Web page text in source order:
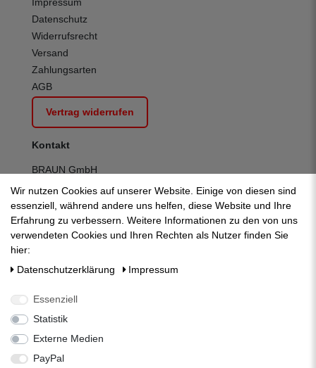
Impressum
Datenschutz
Widerrufsrecht
Versand
Zahlungsarten
AGB
Vertrag widerrufen
Kontakt
BRAUN GmbH
Kuhnbergstraße 27
D-73037 Göppingen
Telefon:
+49 (0) 7161 95 13 700
Fax:
+49 (0) 7161 95 13 709
Fr:
07:30 - 12:30 | 13:00 - 14:00
Wir nutzen Cookies auf unserer Website. Einige von diesen sind
essenziell, während andere uns helfen, diese Website und Ihre
Erfahrung zu verbessern. Weitere Informationen zu den von uns
verwendeten Cookies und Ihren Rechten als Nutzer finden Sie
hier:
Daten­schutz­erklärung
Impressum
Essenziell
Statistik
Externe Medien
PayPal